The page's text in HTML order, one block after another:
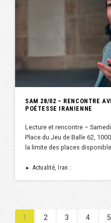
SAM 28/02 – RENCONTRE
POÉTESSE IRANIENNE
Lecture et rencontre –
Place du Jeu de Balle 62,
la limite des places
► Actualité, Iran :
1 2 3 4 5